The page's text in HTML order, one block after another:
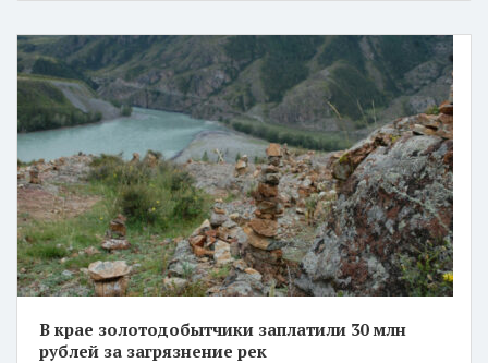
В крае золотодобытчики заплатили 30 млн
рублей за загрязнение рек